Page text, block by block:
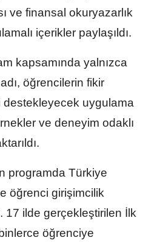
ve finansal okuryazarlık
içerikler paylaşıldı.
kapsamında yalnızca
öğrencilerin fikir
destekleyecek uygulama
ve deneyim odaklı
programda Türkiye
öğrenci girişimcilik
17 ilde gerçekleştirilen İlk
öğrenciye